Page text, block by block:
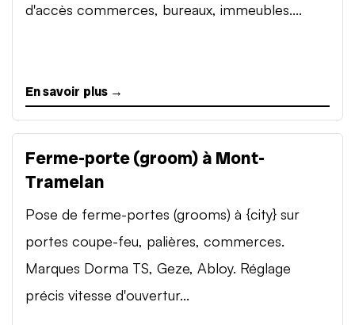
d'accès commerces, bureaux, immeubles....
En savoir plus →
Ferme-porte (groom) à Mont-
Tramelan
Pose de ferme-portes (grooms) à {city} sur
portes coupe-feu, palières, commerces.
Marques Dorma TS, Geze, Abloy. Réglage
précis vitesse d'ouvertur...